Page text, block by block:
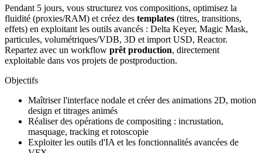
Pendant 5 jours, vous structurez vos compositions, optimisez la
fluidité (proxies/RAM) et créez des templates (titres, transitions,
effets) en exploitant les outils avancés : Delta Keyer, Magic Mask,
particules, volumétriques/VDB, 3D et import USD, Reactor.
Repartez avec un workflow prêt production, directement
exploitable dans vos projets de postproduction.
Objectifs
Maîtriser l'interface nodale et créer des animations 2D, motion
design et titrages animés
Réaliser des opérations de compositing : incrustation,
masquage, tracking et rotoscopie
Exploiter les outils d'IA et les fonctionnalités avancées de